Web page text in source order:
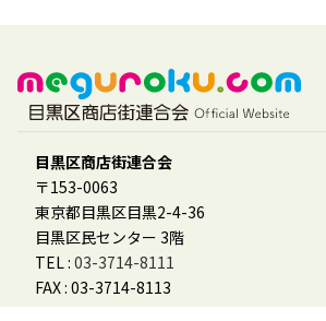
目黒区商店街連合会
〒153-0063
東京都目黒区目黒2-4-36
目黒区民センター 3階
TEL : 03-3714-8111
FAX : 03-3714-8113